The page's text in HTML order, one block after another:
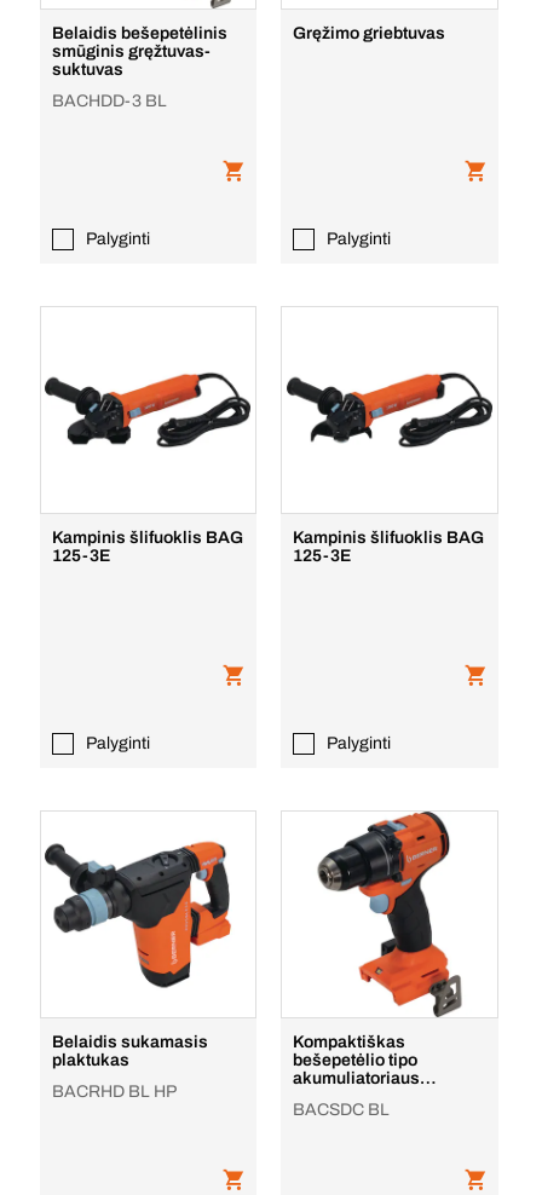
Belaidis bešepetėlinis
smūginis gręžtuvas-
suktuvas
BACHDD-3 BL
Palyginti
Gręžimo griebtuvas
Palyginti
Kampinis šlifuoklis BAG
125-3E
Palyginti
Kampinis šlifuoklis BAG
125-3E
Palyginti
Belaidis sukamasis
plaktukas
BACRHD BL HP
Kompaktiškas
bešepetėlio tipo
akumuliatoriaus
BACSDC BL